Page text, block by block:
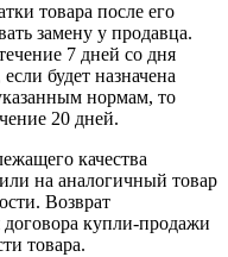
товара после его
замену у продавца.
7 дней со дня
будет назначена
нормам, то
20 дней.
качества
на аналогичный товар
Возврат
купли-продажи
товара.